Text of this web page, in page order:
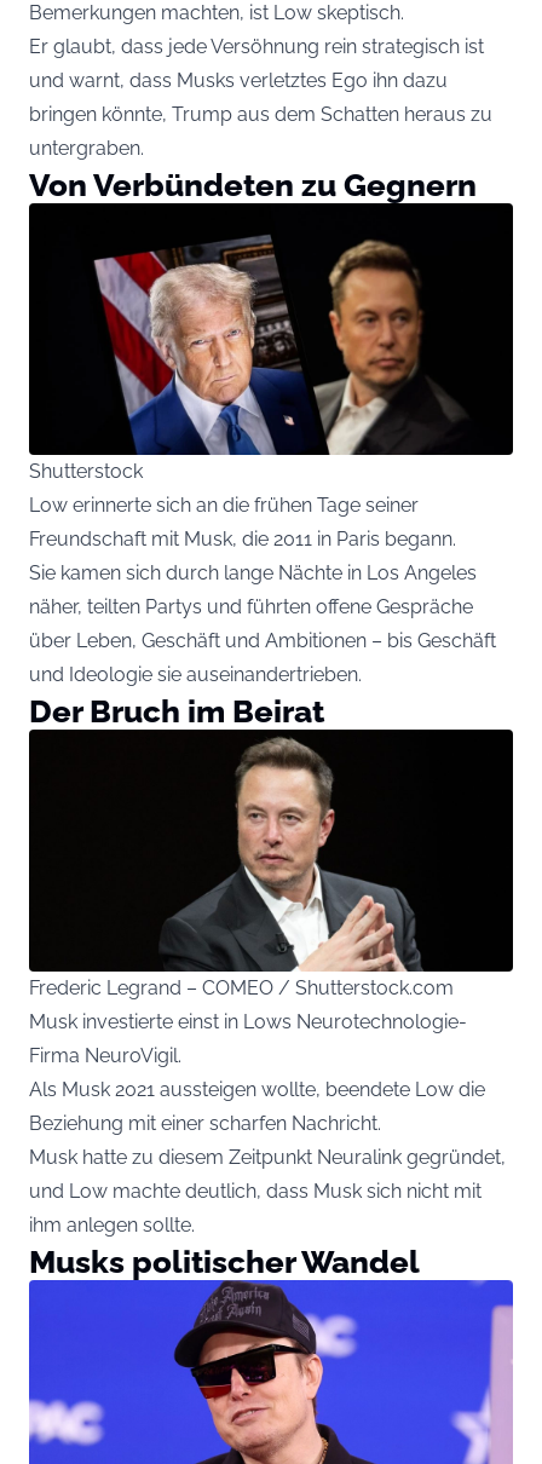
Bemerkungen machten, ist Low skeptisch.
Er glaubt, dass jede Versöhnung rein strategisch ist
und warnt, dass Musks verletztes Ego ihn dazu
bringen könnte, Trump aus dem Schatten heraus zu
untergraben.
Von Verbündeten zu Gegnern
Shutterstock
Low erinnerte sich an die frühen Tage seiner
Freundschaft mit Musk, die 2011 in Paris begann.
Sie kamen sich durch lange Nächte in Los Angeles
näher, teilten Partys und führten offene Gespräche
über Leben, Geschäft und Ambitionen – bis Geschäft
und Ideologie sie auseinandertrieben.
Der Bruch im Beirat
Frederic Legrand – COMEO / Shutterstock.com
Musk investierte einst in Lows Neurotechnologie-
Firma NeuroVigil.
Als Musk 2021 aussteigen wollte, beendete Low die
Beziehung mit einer scharfen Nachricht.
Musk hatte zu diesem Zeitpunkt Neuralink gegründet,
und Low machte deutlich, dass Musk sich nicht mit
ihm anlegen sollte.
Musks politischer Wandel